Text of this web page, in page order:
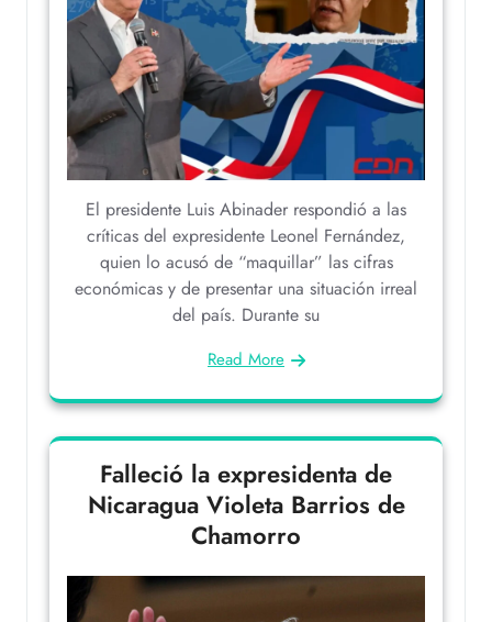
El presidente Luis Abinader respondió a las
críticas del expresidente Leonel Fernández,
quien lo acusó de “maquillar” las cifras
económicas y de presentar una situación irreal
del país. Durante su
Read More
Falleció la expresidenta de
Nicaragua Violeta Barrios de
Chamorro